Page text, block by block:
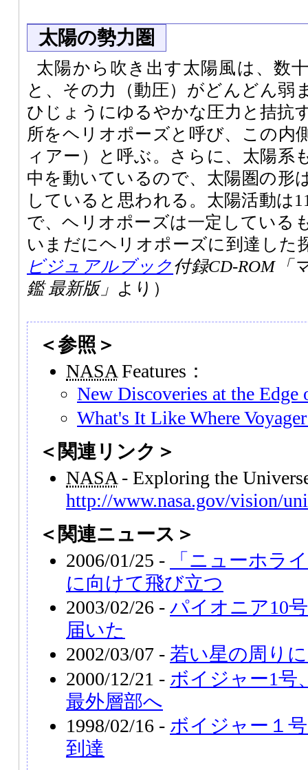
太陽の勢力圏
太陽から吹き出す太陽風は、数
と、その力（動圧）がどんどん弱
ひじょうにゆるやかな圧力と拮抗
所をヘリオポーズと呼び、この内
ィアー）と呼ぶ。さらに、太陽系
中を動いているので、太陽圏の形
していると思われる。太陽活動は
で、ヘリオポーズは一定している
いまだにヘリオポーズに到達した
ビジュアルブック付録CD-ROM「
鑑 最新版」 より）
＜参照＞
NASA Features：
New Discoveries at the Edge
What's It Like Where
＜関連リンク＞
NASA - Exploring the
http://www.nasa.gov/vision/
＜関連ニュース＞
2006/01/25 -
「ニューホラ
に向けて飛び立つ
2003/02/26 - パイオニア10
届いた
2002/03/07 - 若い星の周り
2000/12/21 - ボイジャー1号
最外層部へ
1998/02/16 - ボイジャー１
到達